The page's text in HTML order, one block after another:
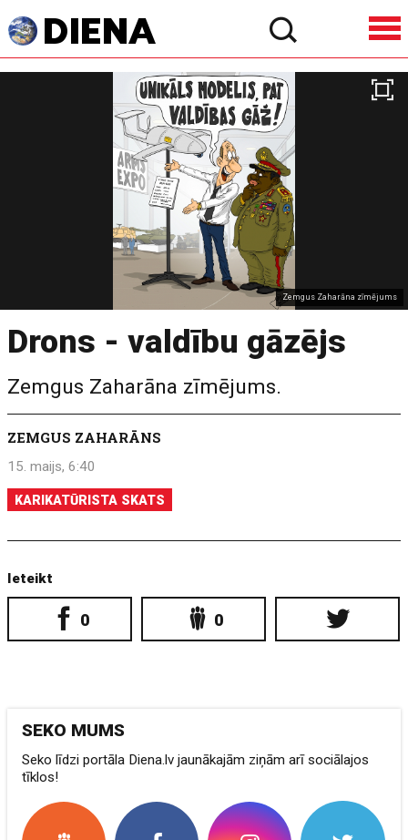
Zemgus Zaharāna zīmējums
Drons - valdību gāzējs
Zemgus Zaharāna zīmējums.
ZEMGUS ZAHARĀNS
15. maijs, 6:40
KARIKATŪRISTA SKATS
Ieteikt
0 0
SEKO MUMS
Seko līdzi portāla Diena.lv jaunākajām ziņām arī sociālajos
tīklos!